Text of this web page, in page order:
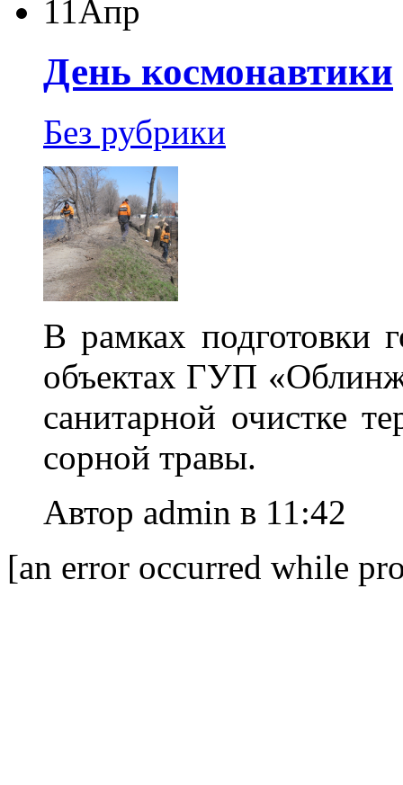
11Апр
День космонавтики
Без рубрики
В рамках подготовки
объектах ГУП
санитарной очистке
сорной травы.
Автор admin в 11:42
[an error occurred while